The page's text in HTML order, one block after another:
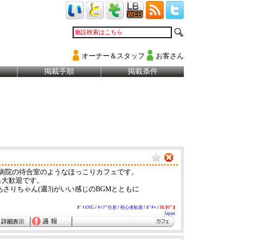
オーナー＆スタッフ お客さん
掲載手順 掲載条件
の待合室のようなほっこりカフェです。
歓迎です。
りちゃん(週3)がいい感じのBGMとともに
ﾎﾞｲｽNG / ﾁｯﾌﾟ任意 / 初心者歓迎 / ｶﾞﾁｬ / SLﾗｼﾞｵ
Japan